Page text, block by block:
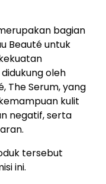
bagian
Beauté untuk
oleh
The Serum, yang
kulit
negatif, serta
tersebut
ini.